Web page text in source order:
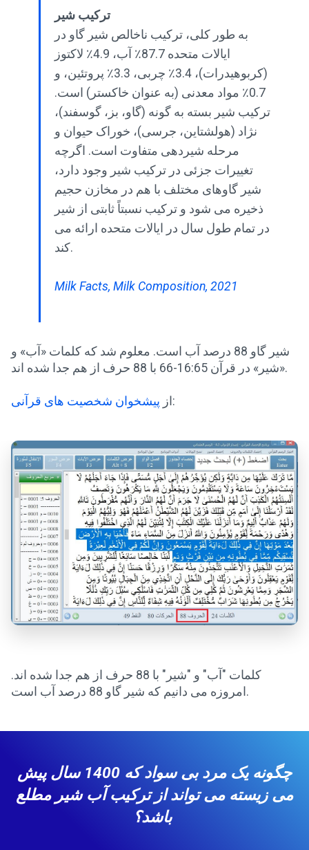
ترکیب شیر
به طور کلی، ترکیب ناخالص شیر گاو در
ایالات متحده 87.7٪ آب، 4.9٪ لاکتوز
(کربوهیدرات)، 3.4٪ چربی، 3.3٪ پروتئین، و
0.7٪ مواد معدنی (به عنوان خاکستر) است.
ترکیب شیر بسته به گونه (گاو، بز، گوسفند)،
نژاد (هولشتاین، جرسی)، خوراک حیوان و
مرحله شیردهی متفاوت است. اگرچه
تغییرات جزئی در ترکیب شیر وجود دارد،
شیر گاوهای مختلف با هم در مخازن حجیم
ذخیره می شود و ترکیب نسبتاً ثابتی از شیر
در تمام طول سال در ایالات متحده ارائه می
کند.
Milk Facts, Milk Composition, 2021
شیر گاو 88 درصد آب است. معلوم شد که کلمات «آب» و
«شیر» در قرآن 16:65-66 با 88 حرف از هم جدا شده اند.
از پیشخوان شخصیت های قرآنی :
کلمات "آب" و "شیر" با 88 حرف از هم جدا شده اند.
امروزه می دانیم که شیر گاو 88 درصد آب است.
چگونه یک مرد بی سواد که 1400 سال پیش
می زیسته می تواند از ترکیب آب شیر مطلع
باشد؟